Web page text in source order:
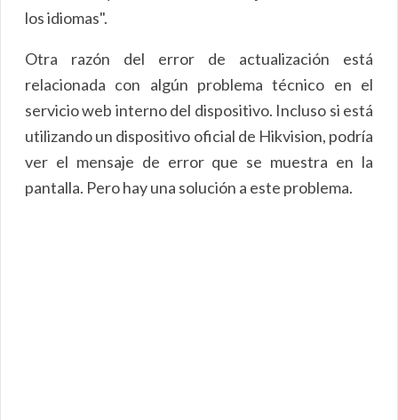
los idiomas".
Otra razón del error de actualización está
relacionada con algún problema técnico en el
servicio web interno del dispositivo. Incluso si está
utilizando un dispositivo oficial de Hikvision, podría
ver el mensaje de error que se muestra en la
pantalla. Pero hay una solución a este problema.